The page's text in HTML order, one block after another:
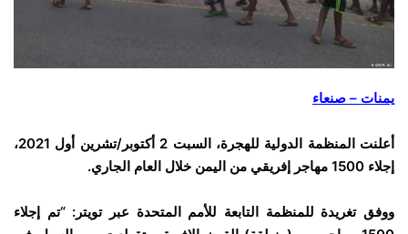
يمنات – صنعاء
أعلنت المنظمة الدولية للهجرة، السبت 2 أكتوبر/تشرين أول 2021،
إجلاء 1500 مهاجر إفريقي من اليمن خلال العام الجاري.
ووفق تغريدة للمنظمة التابعة للأمم المتحدة عبر تويتر: “تم إجلاء